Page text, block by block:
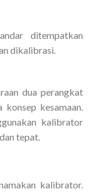
ditempatkan
dikalibrasi.
dua perangkat
konsep kesamaan.
kalibrator
tepat.
kalibrator.